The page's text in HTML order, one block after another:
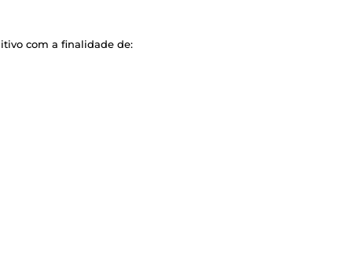
com a finalidade de: